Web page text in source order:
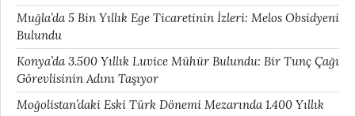
Muğla’da 5 Bin Yıllık Ege Ticaretinin İzleri: Melos Obsidyeni
Bulundu
Konya’da 3.500 Yıllık Luvice Mühür Bulundu: Bir Tunç Çağı
Görevlisinin Adını Taşıyor
Moğolistan’daki Eski Türk Dönemi Mezarında 1.400 Yıllık